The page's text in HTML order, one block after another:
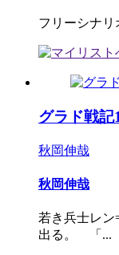
フリーシナリ
グラド戦記
秋岡伸哉
秋岡伸哉
若き兵士レン
出る。 「...